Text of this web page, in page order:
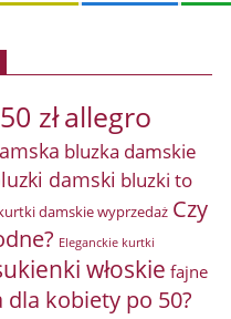
złallegro
bluzka damskie
damski bluzki to
damskie wyprzedaż Czy
Eleganckie kurtki
włoskie fajne
dla kobiety po 50?